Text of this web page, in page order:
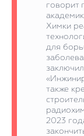
говорит
Химки
для
также
2023